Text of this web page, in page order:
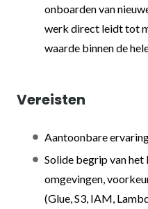
onboarden van
werk direct leidt tot
waarde binnen de
Vereisten
Aantoonbare
Solide begrip van het
omgevingen,
(Glue, S3, IAM,